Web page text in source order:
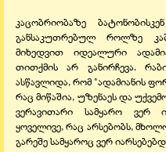
კაცობრიობაზე
განსაკუთრებულ როლზე
მიხედვით იდეალური
თითქმის არ განირჩევა.
ასწავლიდა, რომ "ადამიანის
რაც მიწაშია, უზენაეს და
ვერავითარი სამყარო ვერ
ყოველივე, რაც არსებობს,
გარეშე სამყაროც ვერ